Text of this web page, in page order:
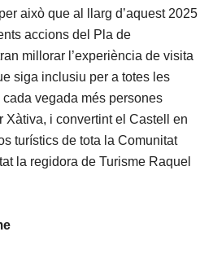
això que al llarg d’aquest 2025
accions del Pla de
millorar l’experiència de visita
siga inclusiu per a totes les
vegada més persones
Xàtiva, i convertint el Castell en
turístics de tota la Comunitat
la regidora de Turisme Raquel